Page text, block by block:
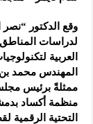
وقع الدكتور “نصر
لدراسات المناطق
العربية
المهندس محمد بن
ممثلةً برئيس
منظمة أكساد
التحتية الرقمية